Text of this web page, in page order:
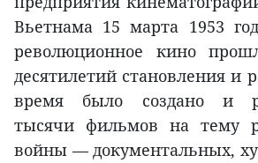
Вьетнама 15 марта 1953
революционное кино
десятилетий становления и
время было создано и
тысячи фильмов на тему
войны — документальных,